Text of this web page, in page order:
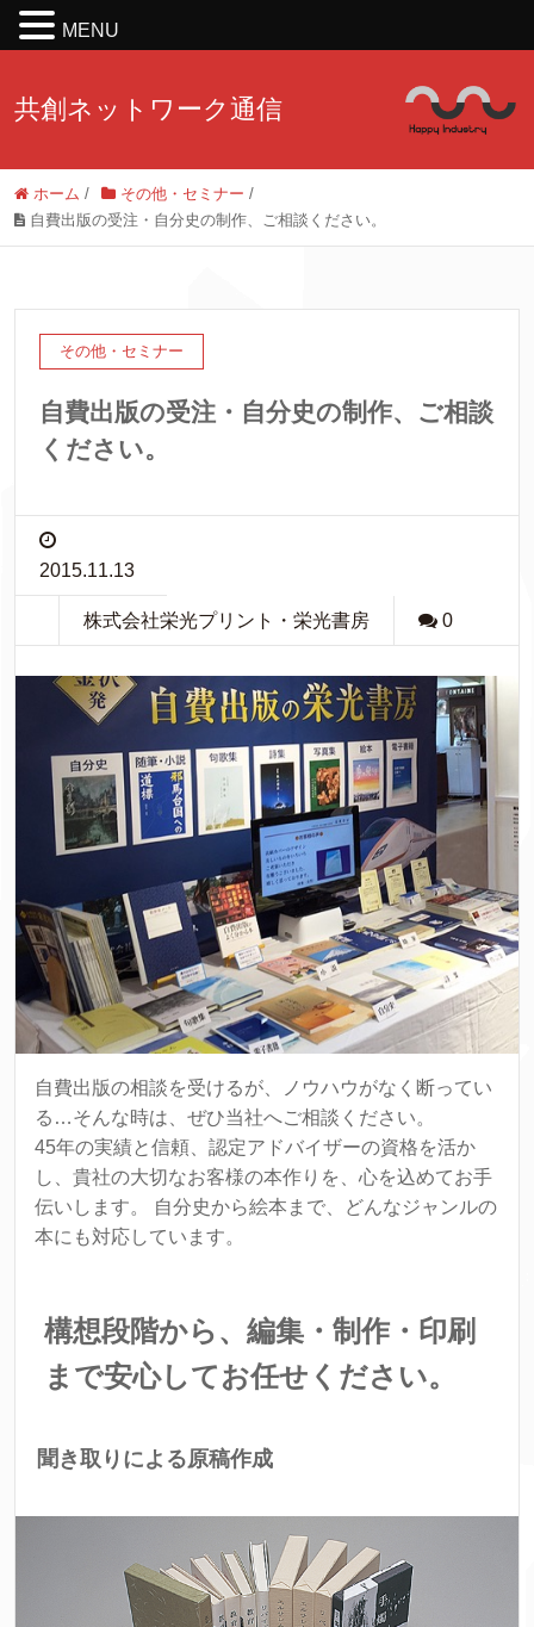
共創ネットワーク通信
ホーム / その他・セミナー /
自費出版の受注・自分史の制作、ご相談ください。
その他・セミナー
自費出版の受注・自分史の制作、ご相談
ください。
2015.11.13
株式会社栄光プリント・栄光書房 0
自費出版の相談を受けるが、ノウハウがなく断ってい
る…そんな時は、ぜひ当社へご相談ください。
45年の実績と信頼、認定アドバイザーの資格を活か
し、貴社の大切なお客様の本作りを、心を込めてお手
伝いします。 自分史から絵本まで、どんなジャンルの
本にも対応しています。
構想段階から、編集・制作・印刷
まで安心してお任せください。
聞き取りによる原稿作成
MENU